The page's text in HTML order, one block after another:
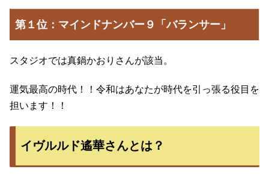
第１位：マインドナンバー９「バランサー」
スタジオでは真鍋かおりさんが該当。
運気最高の時代！！令和はあなたが時代を引っ張る役目を
担います！！
イヴルルド遙華さんとは？